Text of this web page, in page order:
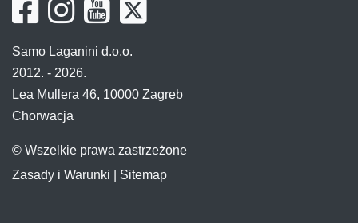
Samo Laganini d.o.o.
2012. - 2026.
Lea Mullera 46, 10000 Zagreb
Chorwacja
© Wszelkie prawa zastrzeżone
Zasady i Warunki
Sitemap